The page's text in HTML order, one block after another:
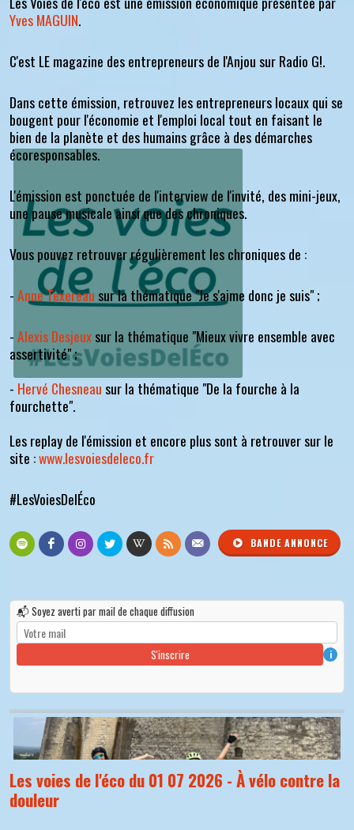
Yves MAGUIN.
C'est LE magazine des entrepreneurs de l'Anjou sur Radio G!.
Dans cette émission, retrouvez les entrepreneurs locaux qui se
bougent pour l'économie et l'emploi local tout en faisant le
bien de la planète et des humains grâce à des démarches
écoresponsables.
L'émission est ponctuée de l'interview de l'invité, des mini-jeux,
une pause musicale ainsi que des chroniques.
Vous pouvez retrouver régulièrement les chroniques de :
-Anne Texereau sur la thématique "Je s'aime donc je suis" ;
-Alexis Desjeuxsur la thématique "Mieux vivre ensemble avec
assertivité" ;
- Hervé Chesneausur la thématique "De la fourche à la
fourchette".
Les replay de l'émission et encore plus sont à retrouver sur le
site :www.lesvoiesdeleco.fr
#LesVoiesDelÉco
BANDE ANNONCE
📬 Soyez averti par mail de chaque diffusion
S'inscrire i
Les voies de l'éco du 01 07 2026 - À vélo contre la
douleur